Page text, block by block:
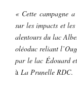
« Cette campagne
sur les impacts et
alentours du lac
oléoduc reliant
par le lac Édouard
à La Prunelle RDC.